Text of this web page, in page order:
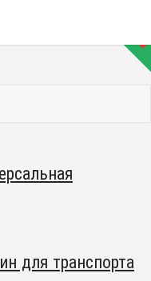
для транспорта